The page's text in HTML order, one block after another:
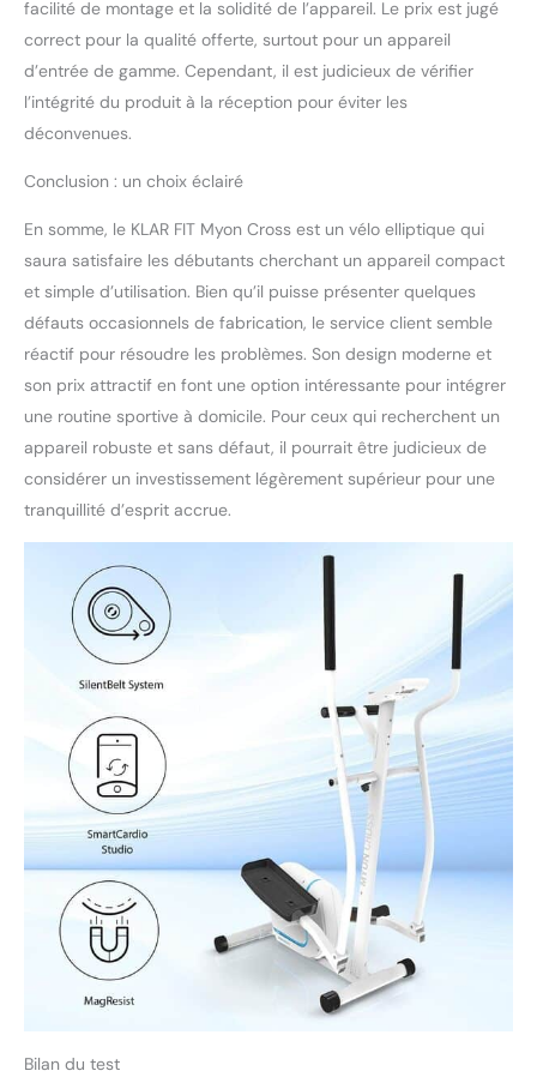
facilité de montage et la solidité de l’appareil. Le prix est jugé
correct pour la qualité offerte, surtout pour un appareil
d’entrée de gamme. Cependant, il est judicieux de vérifier
l’intégrité du produit à la réception pour éviter les
déconvenues.
Conclusion : un choix éclairé
En somme, le KLAR FIT Myon Cross est un vélo elliptique qui
saura satisfaire les débutants cherchant un appareil compact
et simple d’utilisation. Bien qu’il puisse présenter quelques
défauts occasionnels de fabrication, le service client semble
réactif pour résoudre les problèmes. Son design moderne et
son prix attractif en font une option intéressante pour intégrer
une routine sportive à domicile. Pour ceux qui recherchent un
appareil robuste et sans défaut, il pourrait être judicieux de
considérer un investissement légèrement supérieur pour une
tranquillité d’esprit accrue.
Bilan du test